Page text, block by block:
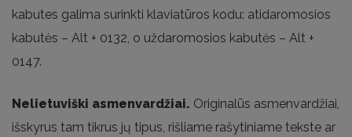
kabutes galima surinkti klaviatūros kodu: atidaromosios
kabutės – Alt + 0132, o uždaromosios kabutės – Alt +
0147.
Nelietuviški asmenvardžiai. Originalūs asmenvardžiai,
išskyrus tam tikrus jų tipus, rišliame rašytiniame tekste ar